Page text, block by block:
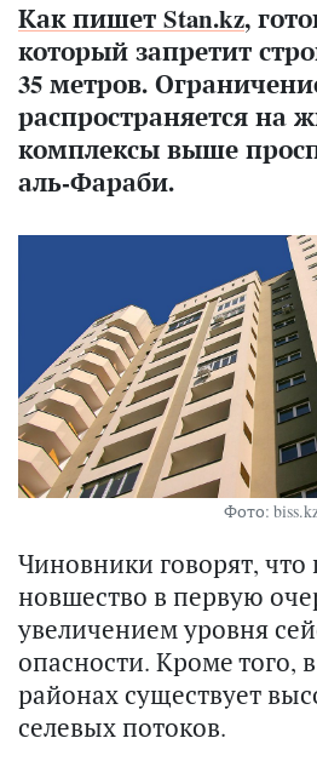
Как пишет Stan.kz,
который запретит
35 метров.
распространяется на
комплексы выше
аль-Фараби.
Фото:
Чиновники говорят, что
новшество в первую
увеличением уровня
опасности. Кроме того,
районах существует
селевых потоков.